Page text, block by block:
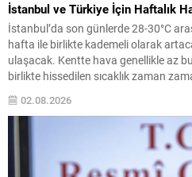
İstanbul ve Türkiye İçin Haftalık
İstanbul’da son günlerde 28-30°C
hafta ile birlikte kademeli olarak
ulaşacak. Kentte hava genellikle az
birlikte hissedilen sıcaklık zaman
haftalık tahmini şu şekilde: 3 Ağustos
yüksek 31°C. 4 Ağustos Salı:...
02.08.2026